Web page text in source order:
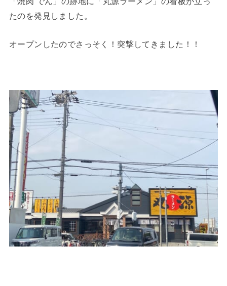
たのを発見しました。
オープンしたのでさっそく！突撃してきました！！